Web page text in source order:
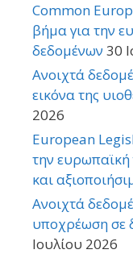
Common
βήμα για την
δεδομένων 30
Ανοιχτά
εικόνα της
2026
European
την
και
Ανοιχτά
υποχρέωση σε
Ιουλίου 2026